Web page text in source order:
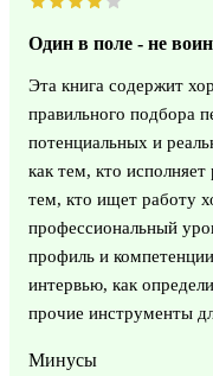
Один в поле - не
Эта книга содержит
правильного подбора
потенциальных и
как тем, кто
тем, кто ищет работу
профессиональный
профиль и
интервью, как
прочие инструменты
Минусы